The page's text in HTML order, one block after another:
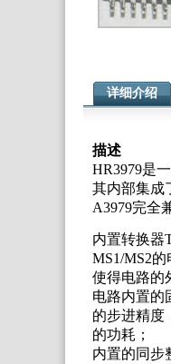
详细介绍
描述
HR3979是
其内部集成
A3979完全
内置转换器
MS1/MS2
使得电路的
电路内置的
的步进精度
的功耗；
内置的同步